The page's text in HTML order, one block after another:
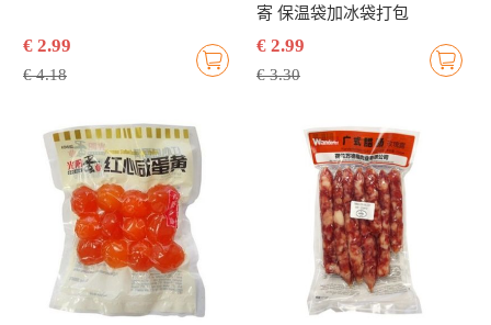
€ 2.99
€ 4.18
寄 保温袋加冰袋打包
€ 2.99
€ 3.30